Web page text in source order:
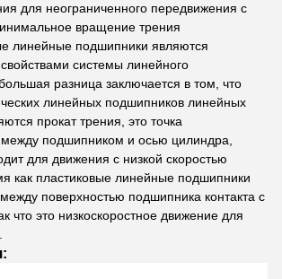
для неограниченного передвижения с
вращение трения
линейные подшипники являются
системы линейного
разница заключается в том, что
линейных подшипников линейных
прокат трения, это точка
подшипником и осью цилиндра,
для движения с низкой скоростью
как пластиковые линейные подшипники
поверхностью подшипника контакта с
что это низкоскоростное движение для